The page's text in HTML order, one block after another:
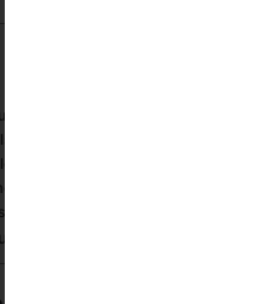
KI-Nostradamus
und technologischen
Wandel
Herausforderungen
und interstellare Expansion
und kosmische Horizonte